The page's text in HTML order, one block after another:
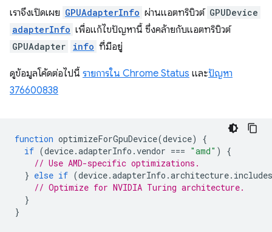
เราจึงเปิดเผย GPUAdapterInfo ผ่านแอตทริบิวต์ GPUDevice
adapterInfo เพื่อแก้ไขปัญหานี้ ซึ่งคล้ายกับแอตทริบิวต์
GPUAdapter info ที่มีอยู่
ดูข้อมูลโค้ดต่อไปนี้ รายการใน Chrome Status และปัญหา
376600838
function optimizeForGpuDevice(device)
{
if (device.adapterInfo .vendor === "amd" )
{
// Use AMD-specific optimizations.
} else if (device.adapterInfo .architecture. includes
// Optimize for NVIDIA Turing architecture.
}
}